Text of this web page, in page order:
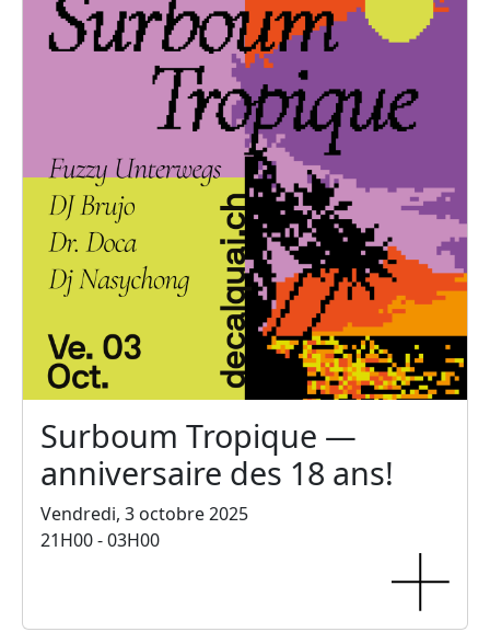
Surboum Tropique —
anniversaire des 18 ans!
Vendredi, 3 octobre 2025
21H00 - 03H00